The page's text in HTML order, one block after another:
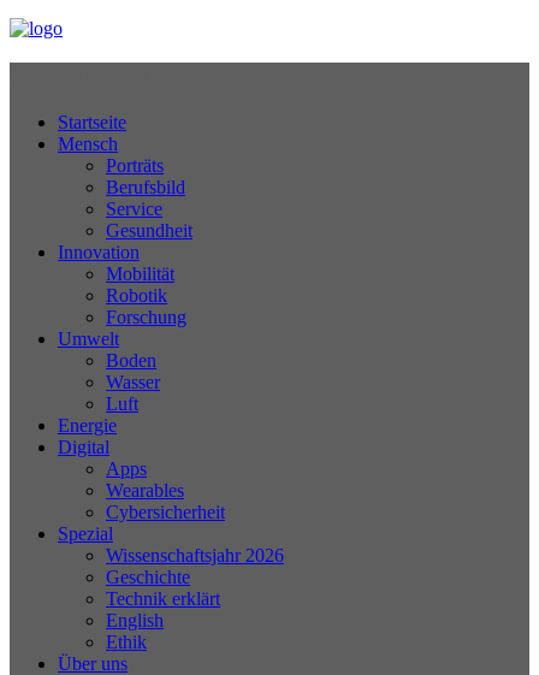
Startseite
Mensch
Porträts
Berufsbild
Service
Gesundheit
Innovation
Mobilität
Robotik
Forschung
Umwelt
Boden
Wasser
Luft
Energie
Digital
Apps
Wearables
Cybersicherheit
Spezial
Wissenschaftsjahr 2026
Geschichte
Technik erklärt
English
Ethik
Über uns